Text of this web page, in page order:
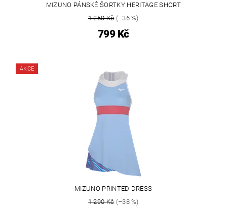
MIZUNO PÁNSKÉ ŠORTKY HERITAGE SHORT
1 250 Kč(–36 %)
799 Kč
AKCE
MIZUNO PRINTED DRESS
1 290 Kč(–38 %)